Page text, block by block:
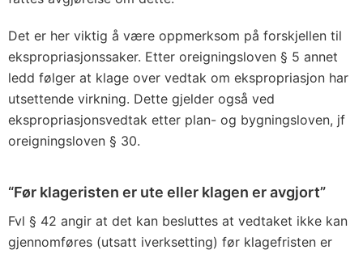
Det er her viktig å være oppmerksom på forskjellen til
ekspropriasjonssaker. Etter oreigningsloven § 5 annet
ledd følger at klage over vedtak om ekspropriasjon har
utsettende virkning. Dette gjelder også ved
ekspropriasjonsvedtak etter plan- og bygningsloven, jf
oreigningsloven § 30.
“Før klageristen er ute eller klagen er avgjort”
Fvl § 42 angir at det kan besluttes at vedtaket ikke kan
gjennomføres (utsatt iverksetting) før klagefristen er